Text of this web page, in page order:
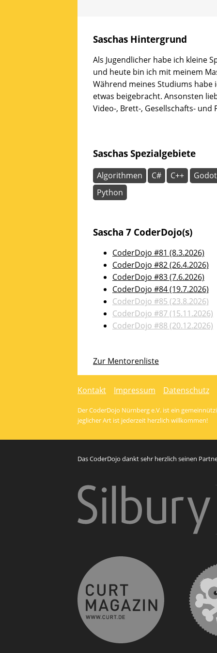
wollen.
Mentoren
stehen
bereit,
um
gemeinsam
arbeiten
oder
selbst
vorgeschlagene
lassen.
Saschas Hintergrund
Als Jugendlicher habe ich kleine
und heute bin ich mit meinem
Während meines Studiums habe
etwas beigebracht. Ansonsten
Video-, Brett-, Gesellschafts- und
Saschas Spezialgebiete
Algorithmen C# C++ Godot
Python
Sascha 7 CoderDojo(s)
CoderDojo #81 (8.3.2026)
CoderDojo #82 (26.4.2026)
CoderDojo #83 (7.6.2026)
CoderDojo #84 (19.7.2026)
CoderDojo #85 (23.8.2026)
CoderDojo #87 (15.11.2026)
CoderDojo #88 (20.12.2026)
Zur Mentorenliste
Kontakt Impressum Datenschutz
Der CoderDojo Nürnberg e.V. ist ein
jeglicher Art ist jederzeit herzlich willkommen!
Das CoderDojo dankt sehr herzlich seinen